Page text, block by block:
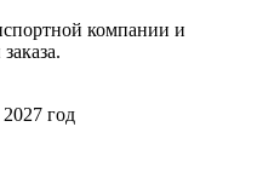
компании и
год